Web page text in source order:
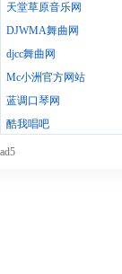
天堂草原音乐网
DJWMA舞曲网
djcc舞曲网
Mc小洲官方网站
蓝调口琴网
酷我唱吧
ad5